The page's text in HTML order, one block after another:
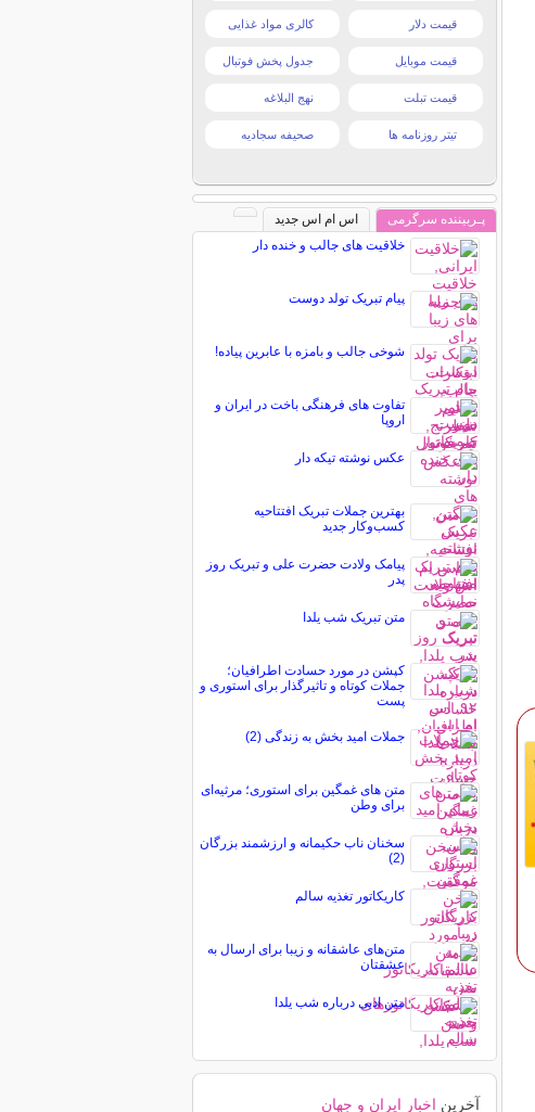
قیمت دلار کالری مواد غذایی
قیمت موبایل جدول پخش فوتبال
قیمت تبلت نهج البلاغه
تیتر روزنامه ها صحیفه سجادیه
پـربیننده سرگرمی
اس ام اس جدید
خلاقیت های جالب و خنده دار
پیام تبریک تولد دوست
شوخی جالب و بامزه با عابرین پیاده!
تفاوت های فرهنگی باخت در ایران و
اروپا
عکس نوشته تیکه دار
بهترین جملات تبریک افتتاحیه
کسب‌وکار جدید
پیامک ولادت حضرت علی و تبریک روز
پدر
متن تبریک شب یلدا
کپشن در مورد حسادت اطرافیان؛
جملات کوتاه و تاثیرگذار برای استوری و
پست
جملات امید بخش به زندگی (2)
متن های غمگین برای استوری؛ مرثیه‌ای
برای وطن
سخنان ناب حکیمانه و ارزشمند بزرگان
(2)
کاریکاتور تغذیه سالم
متن‌های عاشقانه و زیبا برای ارسال به
عشقتان
متن ادبی درباره شب یلدا
آخرین اخبار ایران و جهان